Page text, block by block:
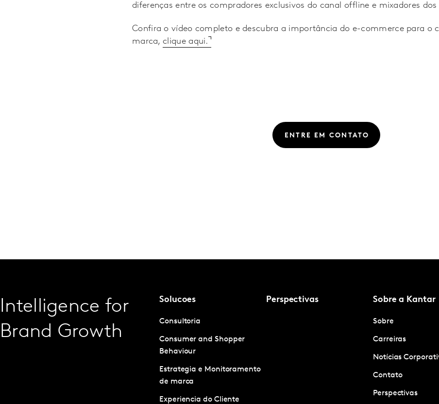
diferenças entre os compradores exclusivos do canal offline e mixadores
Confira o vídeo completo e descubra a importância do e-commerce para o
marca,clique aqui.
ENTRE EM CONTATO
Intelligence for
Brand Growth
Solucoes
Consultoria
Consumer and Shopper
Behaviour
Estrategia e Monitoramento
de marca
Experiencia do Cliente
Perspectivas Sobre a Kantar
Sobre
Carreiras
Notícias
Contato
Perspectivas